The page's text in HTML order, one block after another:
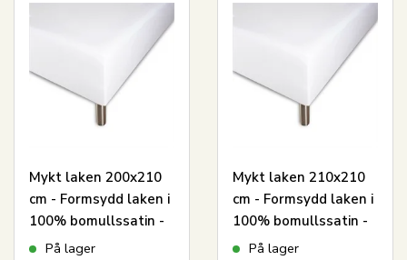
Mykt laken 200x210
cm - Formsydd laken i
100% bomullssatin -
Hvitt boxlaken til
På lager
Mykt laken 210x210
cm - Formsydd laken i
100% bomullssatin -
Hvitt boxlaken til
På lager